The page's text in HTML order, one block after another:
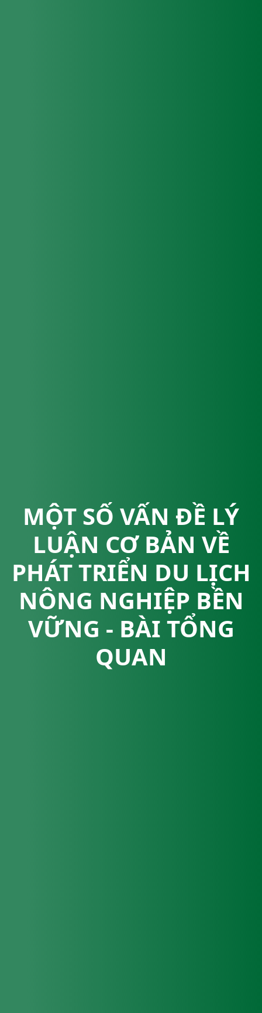
MỘT SỐ VẤN ĐỀ LÝ
LUẬN CƠ BẢN VỀ
PHÁT TRIỂN DU LỊCH
NÔNG NGHIỆP BỀN
VỮNG - BÀI TỔNG
QUAN